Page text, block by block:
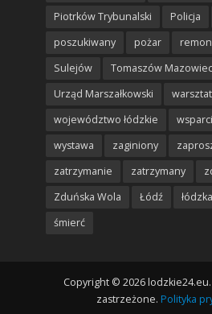
Piotrków Trybunalski
Policja
poszukiwany
pożar
Sulejów
Tomaszów
Urząd Marszałkowski
województwo łódzkie
wystawa
zaginiony
zatrzymanie
zatrzymany
Zduńska Wola
Łódź
śmierć
Copyright © 2026
zastrzeżone. Polityka